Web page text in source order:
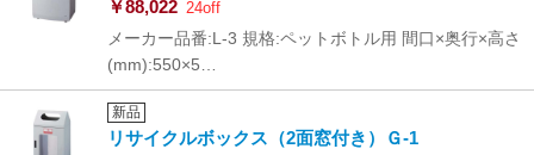
￥88,022 24off
メーカー品番:L-3 規格:ペットボトル用 間口×奥行×高さ
(mm):550×5…
新品
リサイクルボックス（2面窓付き）Ｇ-1